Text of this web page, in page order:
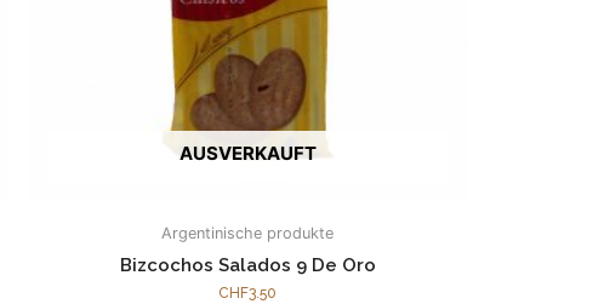
AUSVERKAUFT
Argentinische produkte
Bizcochos Salados 9 De Oro
CHF3.50